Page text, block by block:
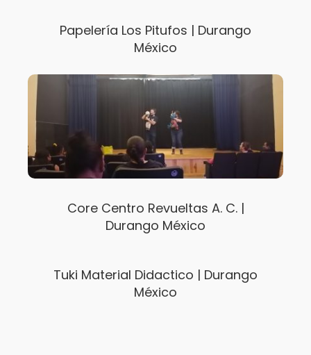
Papelería Los Pitufos | Durango
México
Core Centro Revueltas A. C. |
Durango México
Tuki Material Didactico | Durango
México